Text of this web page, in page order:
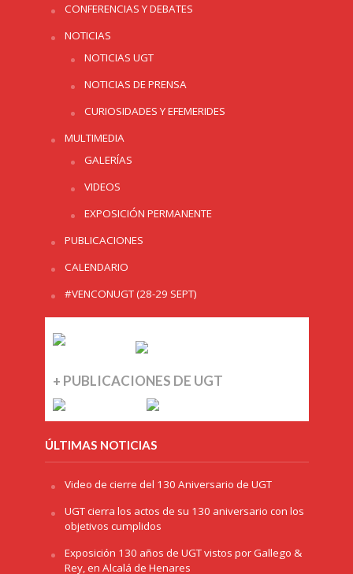
CONFERENCIAS Y DEBATES
NOTICIAS
NOTICIAS UGT
NOTICIAS DE PRENSA
CURIOSIDADES Y EFEMERIDES
MULTIMEDIA
GALERÍAS
VIDEOS
EXPOSICIÓN PERMANENTE
PUBLICACIONES
CALENDARIO
#VENCONUGT (28-29 SEPT)
+ PUBLICACIONES DE UGT
ÚLTIMAS NOTICIAS
Video de cierre del 130 Aniversario de UGT
UGT cierra los actos de su 130 aniversario con los
objetivos cumplidos
Exposición 130 años de UGT vistos por Gallego &
Rey, en Alcalá de Henares